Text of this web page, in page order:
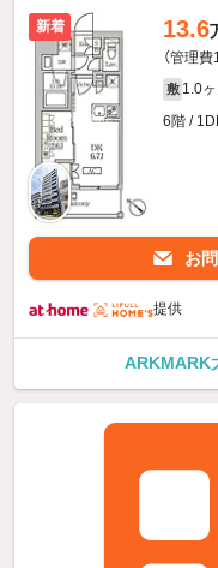
新着 13.6
（管理
敷 1.0ヶ
6階 /
お
提供
ARKMARK